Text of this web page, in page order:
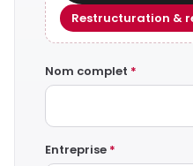
Restructuration &
Nom complet *
Entreprise *